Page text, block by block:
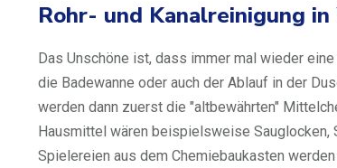
Rohr- und Kanalreinigung
Das Unschöne ist, dass immer mal wieder
die Badewanne oder auch der Ablauf in der
werden dann zuerst die "altbewährten"
Hausmittel wären beispielsweise Sauglocken,
Spielereien aus dem Chemiebaukasten